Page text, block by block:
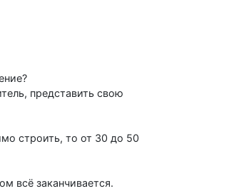
представить свою
строить, то от 30 до 50
всё заканчивается.